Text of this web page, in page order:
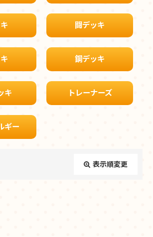
闘デッキ
鋼デッキ
キ トレーナーズ
ギー
表示順変更